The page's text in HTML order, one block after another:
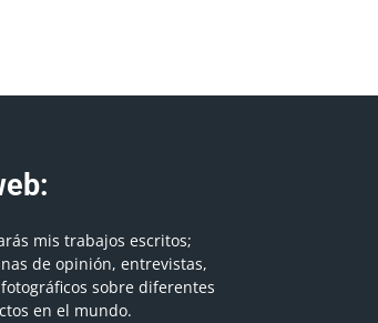
mis trabajos escritos;
de opinión, entrevistas,
sobre diferentes
en el mundo.